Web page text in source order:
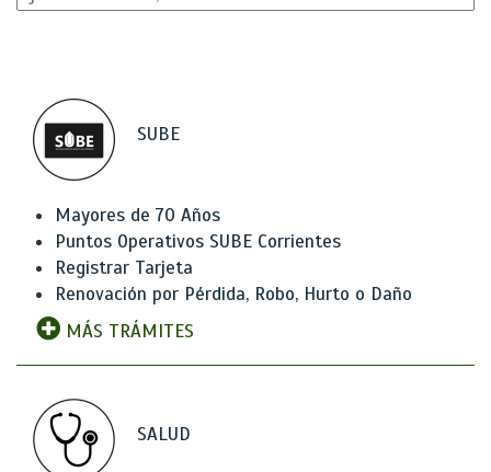
SUBE
Mayores de 70 Años
Puntos Operativos SUBE Corrientes
Registrar Tarjeta
Renovación por Pérdida, Robo, Hurto o Daño
MÁS TRÁMITES
SALUD